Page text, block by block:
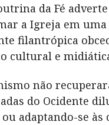
da Fé
a Igreja em uma
filantrópica
cultural e
não
do Ocidente
adaptando-se às